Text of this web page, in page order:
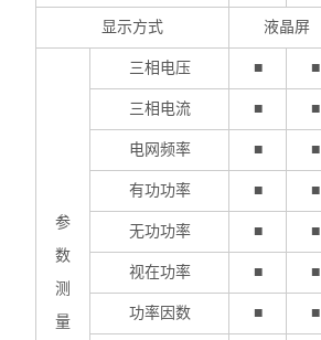
单相多用户表
三相高海拔多功能表
智能电力仪表
AEW100无线计量模块
ANDPF精密配电柜
ANSVC低压无功功率补偿装置
ANHPD300谐波保护器
显示方式 液晶屏
参
数
测
量
三相电压 ■ ■
三相电流 ■ ■
电网频率 ■ ■
有功功率 ■ ■
无功功率 ■ ■
视在功率 ■ ■
功率因数 ■ ■